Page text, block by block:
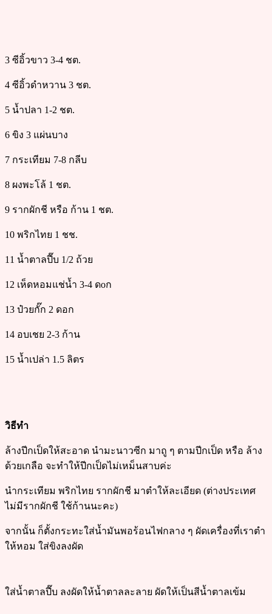
3 ซีอิ้วขาว 3-4 ชต.
4 ซีอิ้วดำหวาน 3 ชต.
5 น้ำปลา 1-2 ชต.
6 ขิง 3 แผ่นบาง
7 กระเทียม 7-8 กลีบ
8 ผงพะโล้ 1 ชต.
9 รากผักชี หรือ ก้าน 1 ชต.
10 พริกไทย 1 ชช.
11 น้ำตาลปี๊บ 1/2 ถ้วย
12 เห็ดหอมแช่น้ำ 3-4 ดoก
13 ป๋วยกั๊ก 2 ดอก
14 อบเชย 2-3 ก้าน
15 น้ำเปล่า 1.5 ลิตร
วิธีทำ
ล้างปีกเป็ดให้สะอาด นำมะนาวซีก มาถู ๆ ตามปีกเป็ด หรือ ล้าง
ด้วยเกลือ จะทำให้ปีกเป็ดไม่เหม็นสาบค่ะ
นำกระเทียม พริกไทย รากผักชี มาตำให้ละเอียด (ต่างประเทศ
ไม่มีรากผักชี ใช้ก้านนะคะ)
จากนั้น ก็ตั้งกระทะใส่น้ำมันพอร้อนไฟกลาง ๆ ผัดเครื่องที่เราตำ
ให้หอม ใส่ขิงลงผัด
ใส่น้ำตาลปี๊บ ลงผัดให้น้ำตาลละลาย ผัดให้เป็นสีน้ำตาลเข้ม